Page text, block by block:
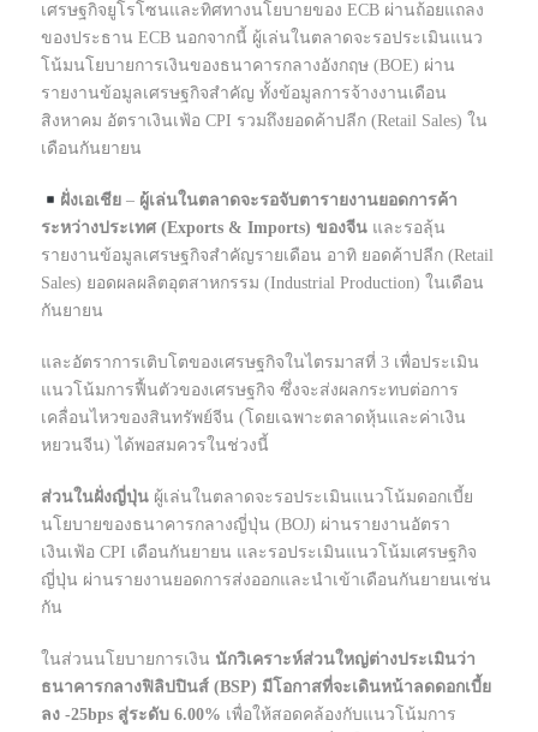
เศรษฐกิจยูโรโซนและทิศทางนโยบายของ ECB ผ่านถ้อยแถลง
ของประธาน ECB นอกจากนี้ ผู้เล่นในตลาดจะรอประเมินแนว
โน้มนโยบายการเงินของธนาคารกลางอังกฤษ (BOE) ผ่าน
รายงานข้อมูลเศรษฐกิจสำคัญ ทั้งข้อมูลการจ้างงานเดือน
สิงหาคม อัตราเงินเฟ้อ CPI รวมถึงยอดค้าปลีก (Retail Sales) ใน
เดือนกันยายน
ฝั่งเอเชีย – ผู้เล่นในตลาดจะรอจับตารายงานยอดการค้า
ระหว่างประเทศ (Exports & Imports) ของจีน และรอลุ้น
รายงานข้อมูลเศรษฐกิจสำคัญรายเดือน อาทิ ยอดค้าปลีก (Retail
Sales) ยอดผลผลิตอุตสาหกรรม (Industrial Production) ในเดือน
กันยายน
และอัตราการเติบโตของเศรษฐกิจในไตรมาสที่ 3 เพื่อประเมิน
แนวโน้มการฟื้นตัวของเศรษฐกิจ ซึ่งจะส่งผลกระทบต่อการ
เคลื่อนไหวของสินทรัพย์จีน (โดยเฉพาะตลาดหุ้นและค่าเงิน
หยวนจีน) ได้พอสมควรในช่วงนี้
ส่วนในฝั่งญี่ปุ่น ผู้เล่นในตลาดจะรอประเมินแนวโน้มดอกเบี้ย
นโยบายของธนาคารกลางญี่ปุ่น (BOJ) ผ่านรายงานอัตรา
เงินเฟ้อ CPI เดือนกันยายน และรอประเมินแนวโน้มเศรษฐกิจ
ญี่ปุ่น ผ่านรายงานยอดการส่งออกและนำเข้าเดือนกันยายนเช่น
กัน
ในส่วนนโยบายการเงิน นักวิเคราะห์ส่วนใหญ่ต่างประเมินว่า
ธนาคารกลางฟิลิปปินส์ (BSP) มีโอกาสที่จะเดินหน้าลดดอกเบี้ย
ลง -25bps สู่ระดับ 6.00% เพื่อให้สอดคล้องกับแนวโน้มการ